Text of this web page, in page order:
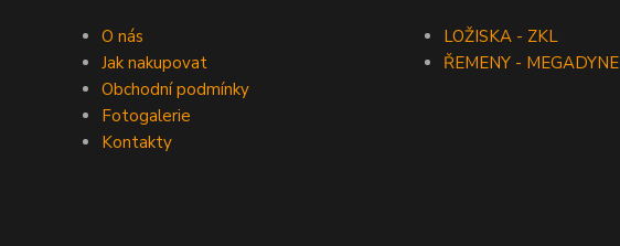
O nás
Jak nakupovat
Obchodní podmínky
Fotogalerie
Kontakty
LOŽISKA - ZKL
ŘEMENY - MEGADYNE